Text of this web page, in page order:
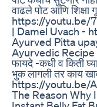
वाढले पोट आणि
https://youtu.be/
| Damel Uvach -
Ayurved Pitta
Ayurvedic Recipe
फायदे -कधी व किती
भुक लागली तर काय
https://youtu.be/
The Reason Why